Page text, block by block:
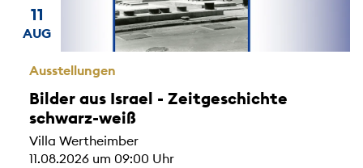
Ausstellungen
Bilder aus Israel - Zeitgeschichte
schwarz-weiß
Villa Wertheimber
11.08.2026 um 09:00 Uhr
11
AUG